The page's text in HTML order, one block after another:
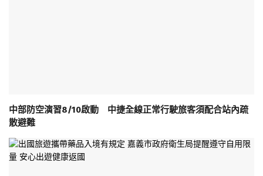
中部防空演習8/10啟動 中捷全線正常行駛旅客須配合站內疏
散避難